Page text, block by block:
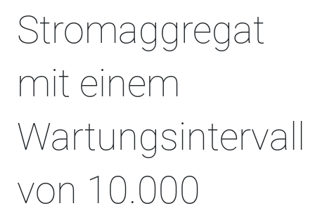
Stromaggregat
mit einem
Wartungsintervall
von 10.000